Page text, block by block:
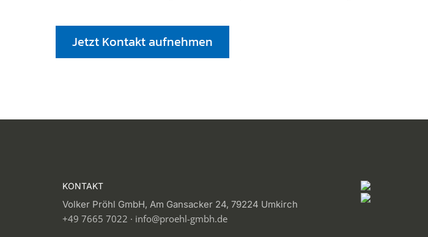
Jetzt Kontakt aufnehmen
KONTAKT
Volker Pröhl GmbH, Am Gansacker 24, 79224 Umkirch
+49 7665 7022 · info@proehl-gmbh.de